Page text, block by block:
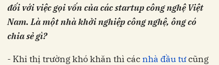
đối với việc gọi vốn của các startup công nghệ Việt
Nam. Là một nhà khởi nghiệp công nghệ, ông có
chia sẻ gì?
- Khi thị trường khó khăn thì cácnhà đầu tưcũng